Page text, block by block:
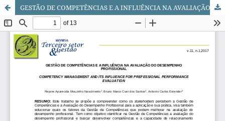
GESTÃO DE COMPETÊNCIAS E A INFLUÊNCIA NA AVALIAÇÃO DO DESEMPENHO PROFISSIONAL